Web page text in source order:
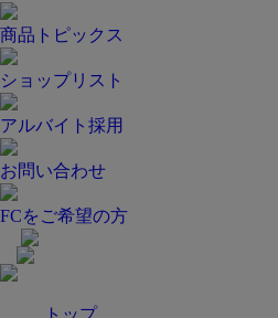
商品トピックス
ショップリスト
アルバイト採用
お問い合わせ
FCをご希望の方
トップ